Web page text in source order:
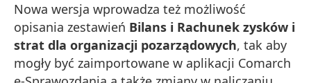
Nowa wersja wprowadza też możliwość
opisania zestawień Bilans i Rachunek zysków i
strat dla organizacji pozarządowych, tak aby
mogły być zaimportowane w aplikacji Comarch